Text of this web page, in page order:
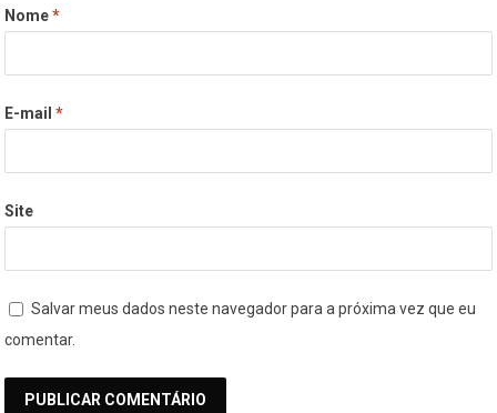
Nome*
E-mail*
Site
Salvar meus dados neste navegador para a próxima vez que eu
comentar.